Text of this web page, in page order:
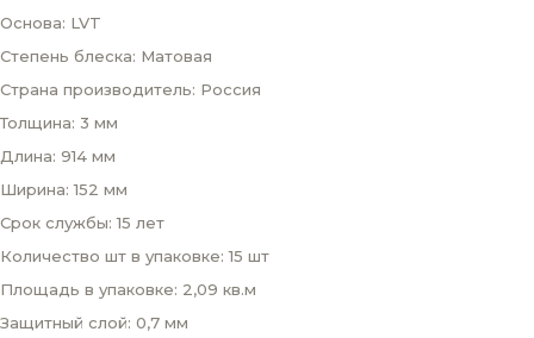
Основа: LVT
Степень блеска: Матовая
Страна производитель: Россия
Толщина: 3 мм
Длина: 914 мм
Ширина: 152 мм
Срок службы: 15 лет
Количество шт в упаковке: 15 шт
Площадь в упаковке: 2,09 кв.м
Защитный слой: 0,7 мм